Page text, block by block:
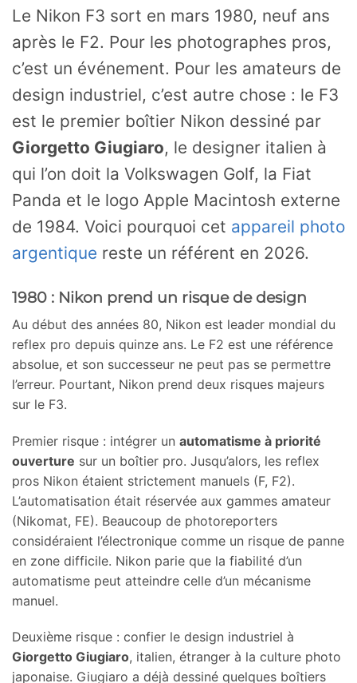
Le Nikon F3 sort en mars 1980, neuf ans
après le F2. Pour les photographes pros,
c’est un événement. Pour les amateurs de
design industriel, c’est autre chose : le F3
est le premier boîtier Nikon dessiné par
Giorgetto Giugiaro, le designer italien à
qui l’on doit la Volkswagen Golf, la Fiat
Panda et le logo Apple Macintosh externe
de 1984. Voici pourquoi cet appareil photo
argentique reste un référent en 2026.
1980 : Nikon prend un risque de design
Au début des années 80, Nikon est leader mondial du
reflex pro depuis quinze ans. Le F2 est une référence
absolue, et son successeur ne peut pas se permettre
l’erreur. Pourtant, Nikon prend deux risques majeurs
sur le F3.
Premier risque : intégrer un automatisme à priorité
ouverture sur un boîtier pro. Jusqu’alors, les reflex
pros Nikon étaient strictement manuels (F, F2).
L’automatisation était réservée aux gammes amateur
(Nikomat, FE). Beaucoup de photoreporters
considéraient l’électronique comme un risque de panne
en zone difficile. Nikon parie que la fiabilité d’un
automatisme peut atteindre celle d’un mécanisme
manuel.
Deuxième risque : confier le design industriel à
Giorgetto Giugiaro, italien, étranger à la culture photo
japonaise. Giugiaro a déjà dessiné quelques boîtiers